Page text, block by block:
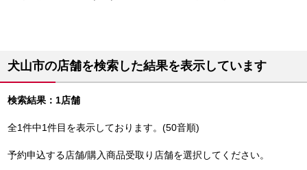
犬山市の店舗を検索した結果を表示しています
検索結果：1店舗
全1件中1件目を表示しております。(50音順)
予約申込する店舗/購入商品受取り店舗を選択してください。